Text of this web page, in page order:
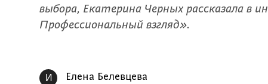
выбора, Екатерина Черных рассказала в
Профессиональный взгляд».
И
Елена Белевцева